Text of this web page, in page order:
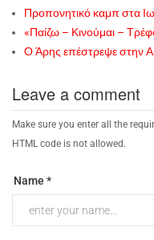
Προπονητικό καμπ στα
«Παίζω – Κινούμαι –
Ο Άρης επέστρεψε στην
Leave a comment
Make sure you enter all the
HTML code is not allowed.
Name *